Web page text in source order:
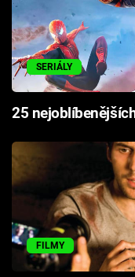
SERIÁLY
25
FILMY